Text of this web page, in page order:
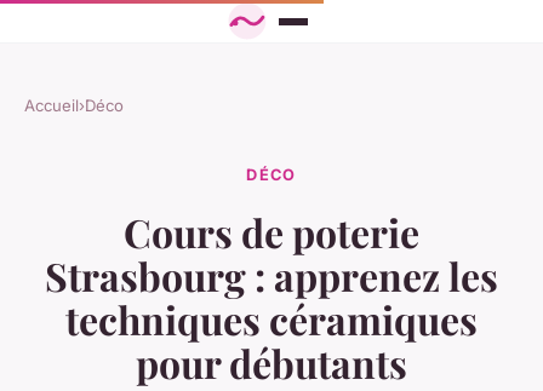
Accueil›Déco
DÉCO
Cours de poterie
Strasbourg : apprenez les
techniques céramiques
pour débutants